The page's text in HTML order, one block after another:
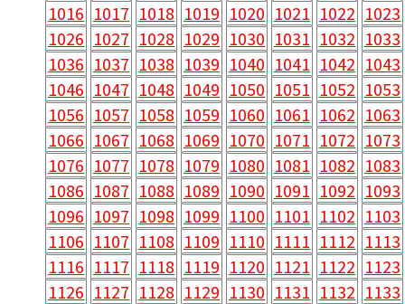
1016 1017 1018 1019 1020 1021 1022 1023
1026 1027 1028 1029 1030 1031 1032 1033
1036 1037 1038 1039 1040 1041 1042 1043
1046 1047 1048 1049 1050 1051 1052 1053
1056 1057 1058 1059 1060 1061 1062 1063
1066 1067 1068 1069 1070 1071 1072 1073
1076 1077 1078 1079 1080 1081 1082 1083
1086 1087 1088 1089 1090 1091 1092 1093
1096 1097 1098 1099 1100 1101 1102 1103
1106 1107 1108 1109 1110 1111 1112 1113
1116 1117 1118 1119 1120 1121 1122 1123
1126 1127 1128 1129 1130 1131 1132 1133